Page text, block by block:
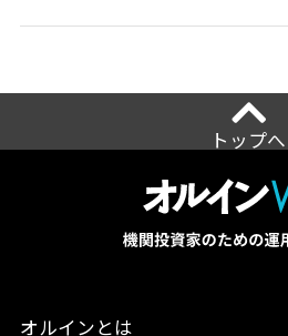
トップへ
オルインとは